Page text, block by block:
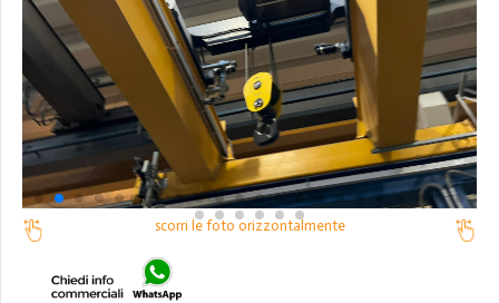
scorri le foto orizzontalmente